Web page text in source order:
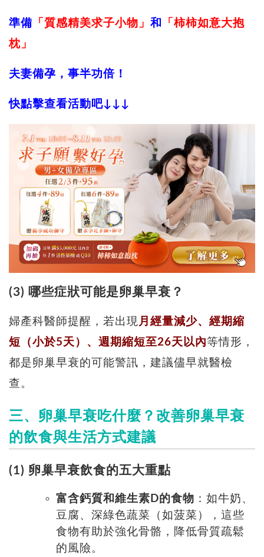
準備 「質感精美求子小物」 和
「柿柿如意大抱
枕」
夫妻備孕，事半功倍！
快點擊查看活動吧↓↓↓
(3) 哪些症狀可能是卵巢早衰？
婦產科醫師提醒，若出現月經量減少、經期縮
短（小於5天）、週期縮短至26天以內 等情形，
都是卵巢早衰的可能警訊，建議儘早就醫檢
查。
三、卵巢早衰吃什麼？ 改善卵巢早衰
的飲食與生活方式建議
(1) 卵巢早衰飲食的五大重點
富含鈣質和維生素D的食物 ：如牛奶、
豆腐、深綠色蔬菜（如菠菜），這些
食物有助於強化骨骼，降低骨質疏鬆
的風險。